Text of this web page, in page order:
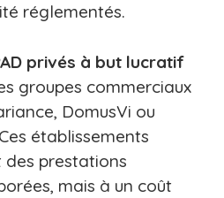
réglementés.
privés à but lucratif
groupes commerciaux
DomusVi ou
établissements
des prestations
mais à un coût